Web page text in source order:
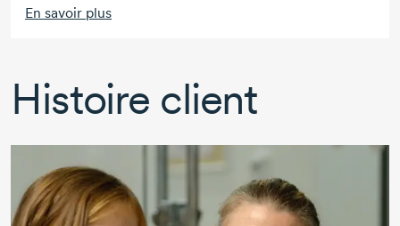
En savoir plus
Histoire client